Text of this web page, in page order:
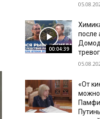
00:04:39
после
«От
можно